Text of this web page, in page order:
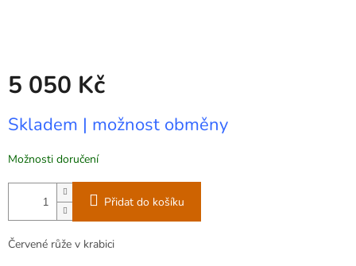
5 050 Kč
cena:
Skladem | možnost obměny
Možnosti doručení
Přidat do košíku
Červené růže v krabici